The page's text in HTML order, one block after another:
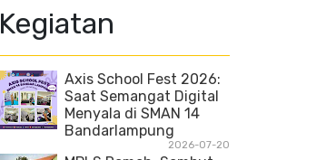
Kegiatan
Axis School Fest 2026:
Saat Semangat Digital
Menyala di SMAN 14
Bandarlampung
2026-07-20